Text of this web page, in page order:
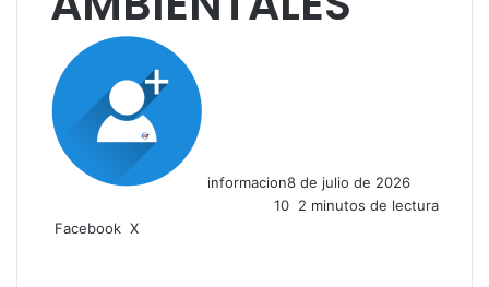
informacion8 de julio de 2026
10 2 minutos de lectura
Facebook X